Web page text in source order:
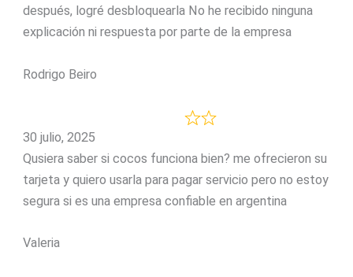
después, logré desbloquearla No he recibido ninguna
explicación ni respuesta por parte de la empresa
Rodrigo Beiro
30 julio, 2025
Qusiera saber si cocos funciona bien? me ofrecieron su
tarjeta y quiero usarla para pagar servicio pero no estoy
segura si es una empresa confiable en argentina
Valeria